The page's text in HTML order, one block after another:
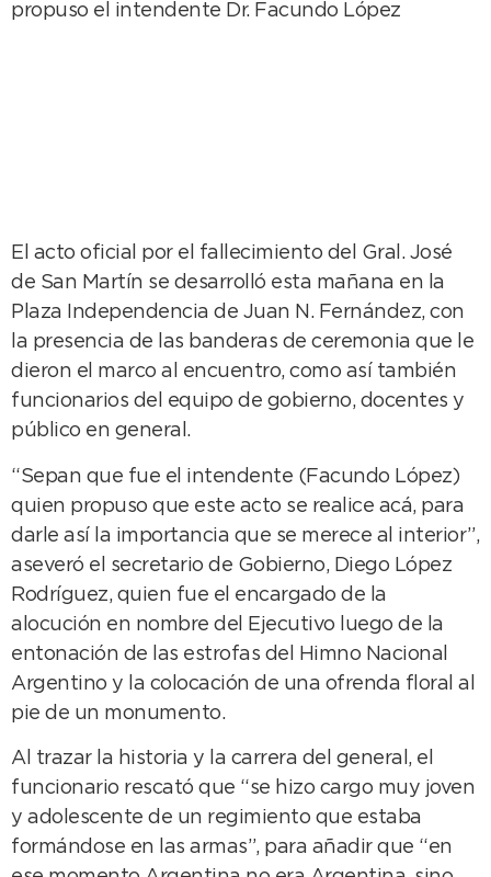
propuso el intendente Dr. Facundo López
El acto oficial por el fallecimiento del Gral. José
de San Martín se desarrolló esta mañana en la
Plaza Independencia de Juan N. Fernández, con
la presencia de las banderas de ceremonia que le
dieron el marco al encuentro, como así también
funcionarios del equipo de gobierno, docentes y
público en general.
“Sepan que fue el intendente (Facundo López)
quien propuso que este acto se realice acá, para
darle así la importancia que se merece al interior”,
aseveró el secretario de Gobierno, Diego López
Rodríguez, quien fue el encargado de la
alocución en nombre del Ejecutivo luego de la
entonación de las estrofas del Himno Nacional
Argentino y la colocación de una ofrenda floral al
pie de un monumento.
Al trazar la historia y la carrera del general, el
funcionario rescató que “se hizo cargo muy joven
y adolescente de un regimiento que estaba
formándose en las armas”, para añadir que “en